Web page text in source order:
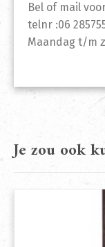
Bel of mail
telnr :06
Maandag t/m
Je zou ook